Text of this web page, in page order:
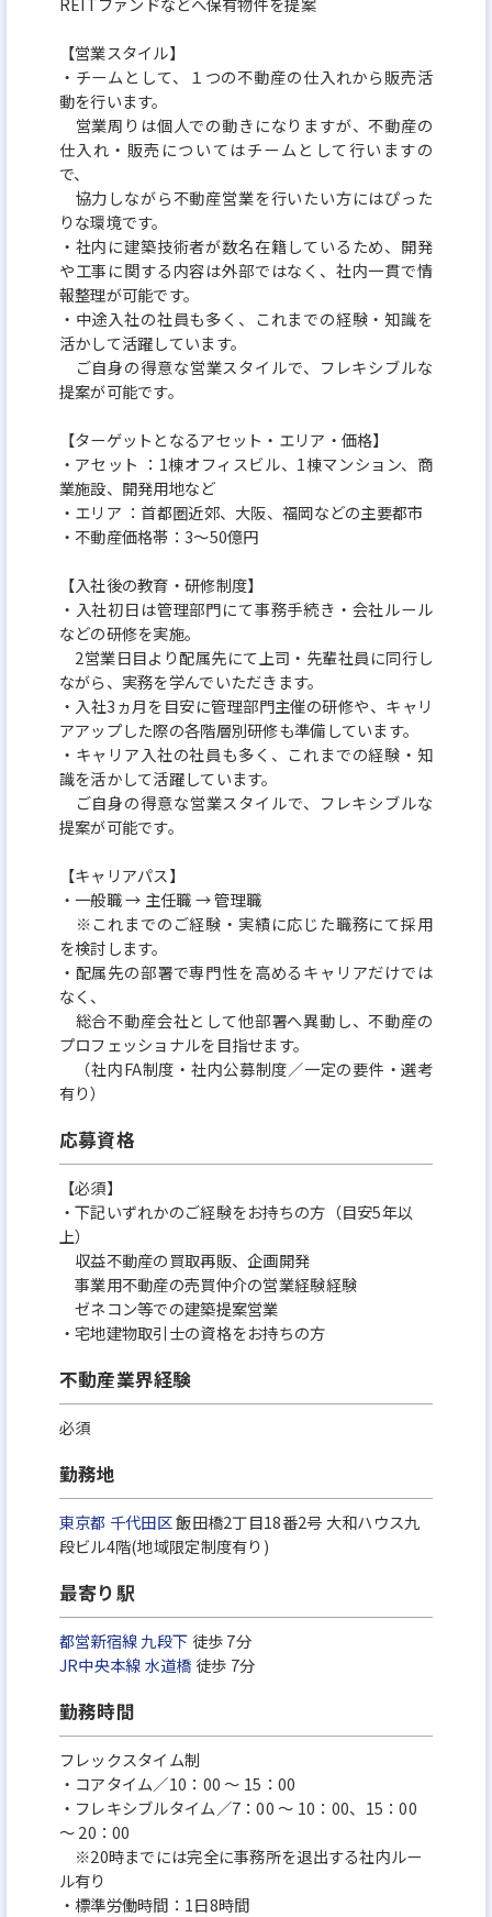
【営業スタイル】
・チームとして、１つの不動産の仕入れから販売活
動を行います。
営業周りは個人での動きになりますが、不動産の
仕入れ・販売についてはチームとして行いますの
で、
協力しながら不動産営業を行いたい方にはぴった
りな環境です。
・社内に建築技術者が数名在籍しているため、開発
や工事に関する内容は外部ではなく、社内一貫で情
報整理が可能です。
・中途入社の社員も多く、これまでの経験・知識を
活かして活躍しています。
ご自身の得意な営業スタイルで、フレキシブルな
提案が可能です。
【ターゲットとなるアセット・エリア・価格】
・アセット ：1棟オフィスビル、1棟マンション、商
業施設、開発用地など
・エリア ：首都圏近郊、大阪、福岡などの主要都市
・不動産価格帯：3～50億円
【入社後の教育・研修制度】
・入社初日は管理部門にて事務手続き・会社ルール
などの研修を実施。
2営業日目より配属先にて上司・先輩社員に同行し
ながら、実務を学んでいただきます。
・入社3ヵ月を目安に管理部門主催の研修や、キャリ
アアップした際の各階層別研修も準備しています。
・キャリア入社の社員も多く、これまでの経験・知
識を活かして活躍しています。
ご自身の得意な営業スタイルで、フレキシブルな
提案が可能です。
【キャリアパス】
・一般職 → 主任職 → 管理職
※これまでのご経験・実績に応じた職務にて採用
を検討します。
・配属先の部署で専門性を高めるキャリアだけでは
なく、
総合不動産会社として他部署へ異動し、不動産の
プロフェッショナルを目指せます。
（社内FA制度・社内公募制度／一定の要件・選考
有り）
応募資格
【必須】
・下記いずれかのご経験をお持ちの方（目安5年以
上）
収益不動産の買取再販、企画開発
事業用不動産の売買仲介の営業経験経験
ゼネコン等での建築提案営業
・宅地建物取引士の資格をお持ちの方
不動産業界経験
必須
勤務地
東京都 千代田区飯田橋2丁目18番2号 大和ハウス九
段ビル4階(地域限定制度有り)
最寄り駅
都営新宿線九段下 徒歩 7分
JR中央本線水道橋 徒歩 7分
勤務時間
フレックスタイム制
・コアタイム／10：00 ～ 15：00
・フレキシブルタイム／7：00 ～ 10：00、15：00
～ 20：00
※20時までには完全に事務所を退出する社内ルー
ル有り
・標準労働時間：1日8時間